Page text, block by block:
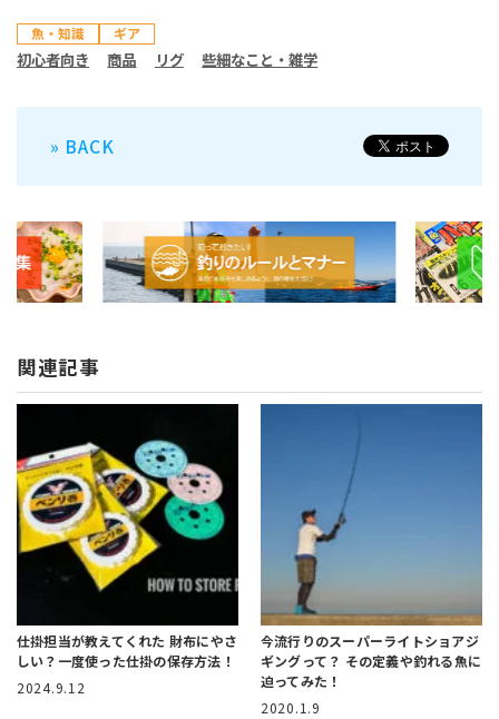
魚・知識 ギア
初心者向き 商品 リグ 些細なこと・雑学
» BACK
関連記事
仕掛担当が教えてくれた 財布にやさ
しい？一度使った仕掛の保存方法！
2024.9.12
今流行りのスーパーライトショアジ
ギングって？ その定義や釣れる魚に
迫ってみた！
2020.1.9